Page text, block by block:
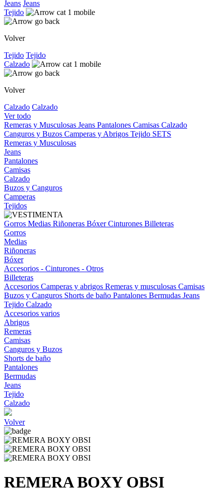
Jeans Jeans
Tejido
Volver
Tejido Tejido
Calzado
Volver
Calzado Calzado
Ver todo
Remeras y Musculosas Jeans Pantalones Camisas Calzado
Canguros y Buzos Camperas y Abrigos Tejido SETS
Remeras y Musculosas
Jeans
Pantalones
Camisas
Calzado
Buzos y Canguros
Camperas
Tejidos
Gorros Medias Riñoneras BóxerCinturones Billeteras
Gorros
Medias
Riñoneras
Bóxer
Accesorios - Cinturones - Otros
Billeteras
Accesorios Camperas y abrigos Remeras y musculosas Camisas
Buzos y Canguros Shorts de baño Pantalones Bermudas Jeans
Tejido Calzado
Accesorios varios
Abrigos
Remeras
Camisas
Canguros y Buzos
Shorts de baño
Pantalones
Bermudas
Jeans
Tejido
Calzado
Volver
REMERA BOXY OBSI